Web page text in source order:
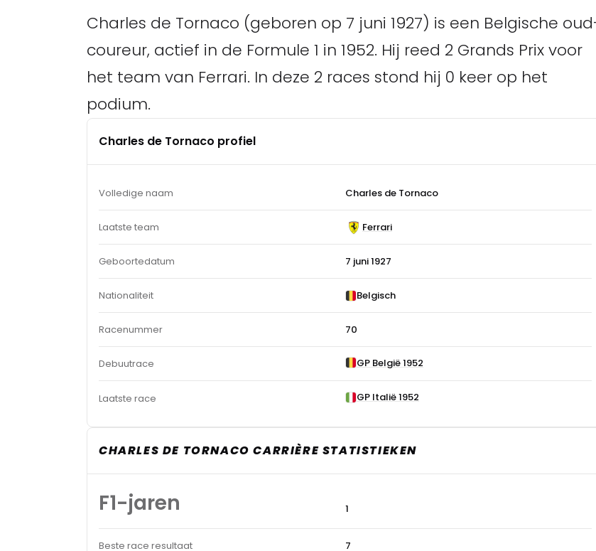
Charles de Tornaco (geboren op 7 juni 1927) is een Belgische
coureur, actief in de Formule 1 in 1952. Hij reed 2 Grands Prix voor
het team van Ferrari. In deze 2 races stond hij 0 keer op het
podium.
Charles de Tornaco profiel
Volledige naam Charles de Tornaco
Laatste team Ferrari
Geboortedatum 7 juni 1927
Nationaliteit Belgisch
Racenummer 70
Debuutrace GP België 1952
Laatste race GP Italië 1952
CHARLES DE TORNACO CARRIÈRE STATISTIEKEN
F1-jaren 1
Beste race resultaat 7